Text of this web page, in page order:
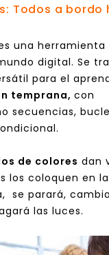
Todos a bordo
una
digital. Se
para el
temprana, con
secuencias,
de colores dan
los coloquen en
se parará,
las luces.